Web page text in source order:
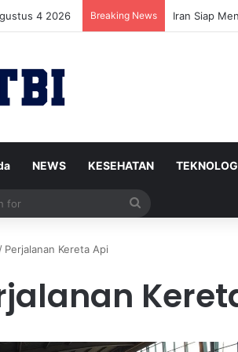
4 2026 Breaking News Iran Siap
NEWS KESEHATAN
/ Perjalanan Kereta Api